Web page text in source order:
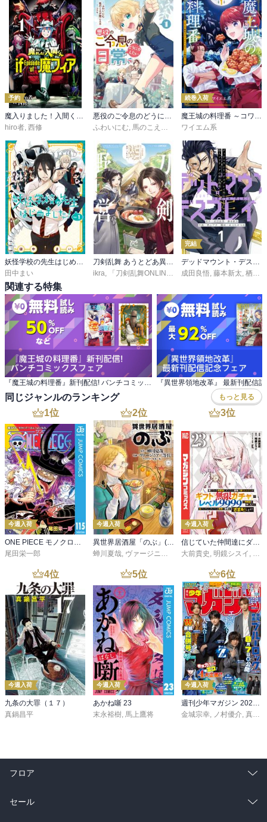
予約
hiro者 西修
ふわいにむ 馬のこえが聞こえる ,コウキ。
続巻入荷
ワイエム系
妖怪学校の先生はじめました！
田中まい
刀剣乱舞 あうとどあ異聞 刀剣野営【電子単行本】
ikra, 「刀剣乱舞ONLINE」より（DMM GAMES/NITRO PLUS）
完結
デッドマウント・デスプレイ外伝 怪人ソリティアの神仙偽術
成田良悟, 藤本新太, 栖上ヤタ
関連する特集
『魔王城の料理番』新刊配信! バンチコミックスフェア 『異世界領地改革』 最新刊配信
同じジャンルのランキング もっと見る
1位
今週入荷
尾田栄一郎
2位
今週入荷
蝉川夏哉 ヴァージニア二等兵 ,転
3位
今週入荷
大前貴史 明鏡シスイ
4位
今週入荷
九条の大罪（１７）
真鍋昌平
5位
今週入荷
あかね噺 23
末永裕樹, 馬上鷹将
6位
今週入荷
週刊少年マガジン 2026年36・37号[2026年8月5日発売]
金城宗幸, ノ村優介, 真島ヒロ
フロア
総合
セール